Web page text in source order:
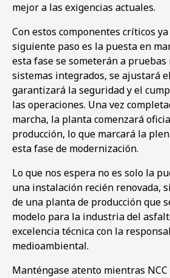
mejor a las exigencias actuales.
Con estos componentes críticos
siguiente paso es la puesta en
esta fase se someterán a
sistemas integrados, se ajustará
garantizará la seguridad y el
las operaciones. Una vez
marcha, la planta comenzará
producción, lo que marcará la
esta fase de modernización.
Lo que nos espera no es solo la
una instalación recién renovada,
de una planta de producción que
modelo para la industria del
excelencia técnica con la
medioambiental.
Manténgase atento mientras